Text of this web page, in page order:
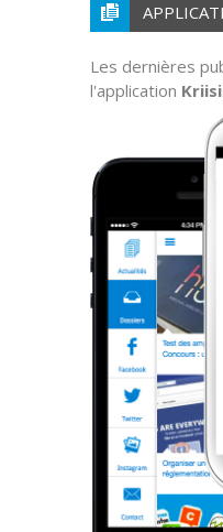
Les dernières
l'application